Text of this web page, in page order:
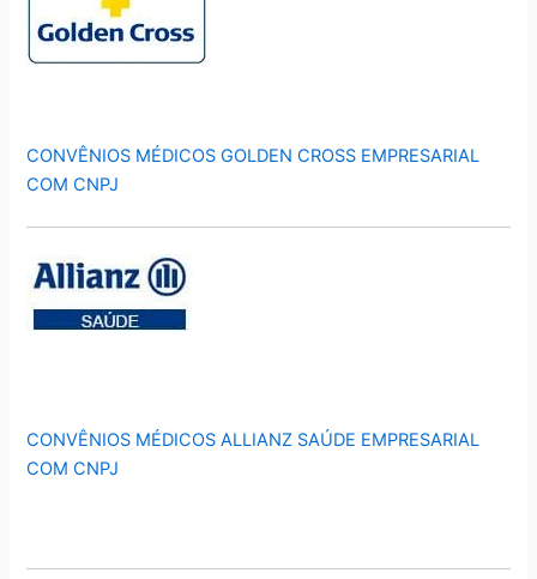
CONVÊNIOS MÉDICOS GOLDEN CROSS EMPRESARIAL
COM CNPJ
CONVÊNIOS MÉDICOS ALLIANZ SAÚDE EMPRESARIAL
COM CNPJ